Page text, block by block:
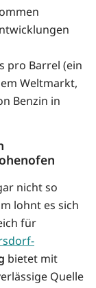
pro Barrel (ein
Weltmarkt,
Benzin in
nicht so
lohnt es sich
für
bietet mit
Quelle